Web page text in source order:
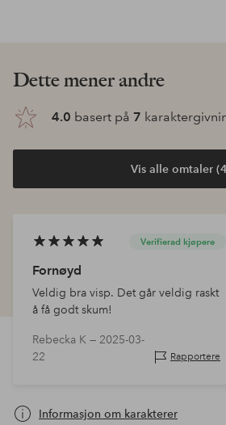
Dette mener andre
4.0 basert på 7
Vis alle omtaler
Verifierad kjøpere
Fornøyd
Veldig bra visp. Det går veldig raskt
å få godt skum!
Rebecka K — 2025-03-
22
Rapportere
Informasjon om karakterer